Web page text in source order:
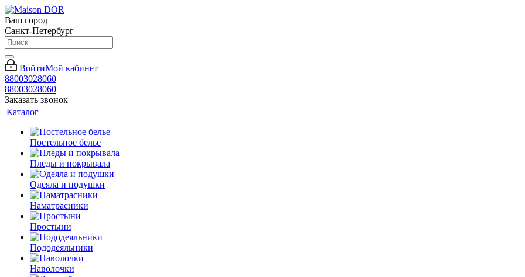
Ваш город
Санкт-Петербург
ВойтиМой кабинет
88003028060
88003028060
Заказать звонок
Каталог
Постельное белье
Пледы и покрывала
Одеяла и подушки
Наматрасники
Простыни
Пододеяльники
Наволочки